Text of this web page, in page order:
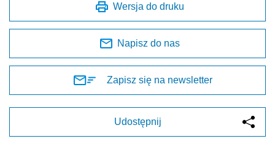
Wersja do druku
Napisz do nas
Zapisz się na newsletter
Udostępnij